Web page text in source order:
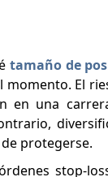
tamaño de
El
en una
protegerse.
stop-